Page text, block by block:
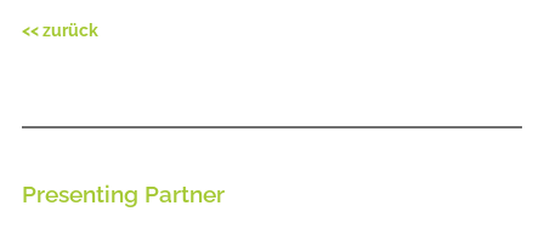
<< zurück
Presenting Partner